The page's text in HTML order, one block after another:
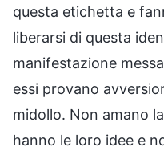
questa etichetta e
liberarsi di questa
manifestazione
essi provano
midollo. Non amano
hanno le loro idee e